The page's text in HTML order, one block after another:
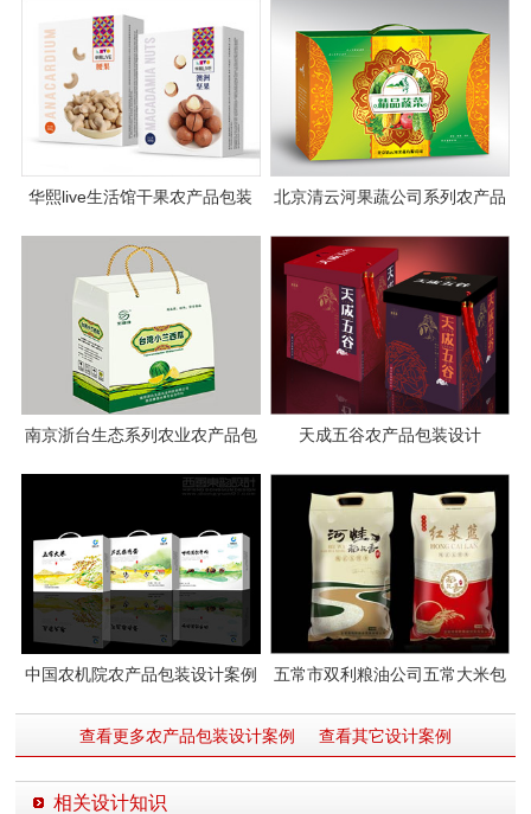
华熙live生活馆干果农产品包装
北京清云河果蔬公司系列农产品
南京浙台生态系列农业农产品包
天成五谷农产品包装设计
中国农机院农产品包装设计案例
五常市双利粮油公司五常大米包
查看更多农产品包装设计案例
查看其它设计案例
相关设计知识